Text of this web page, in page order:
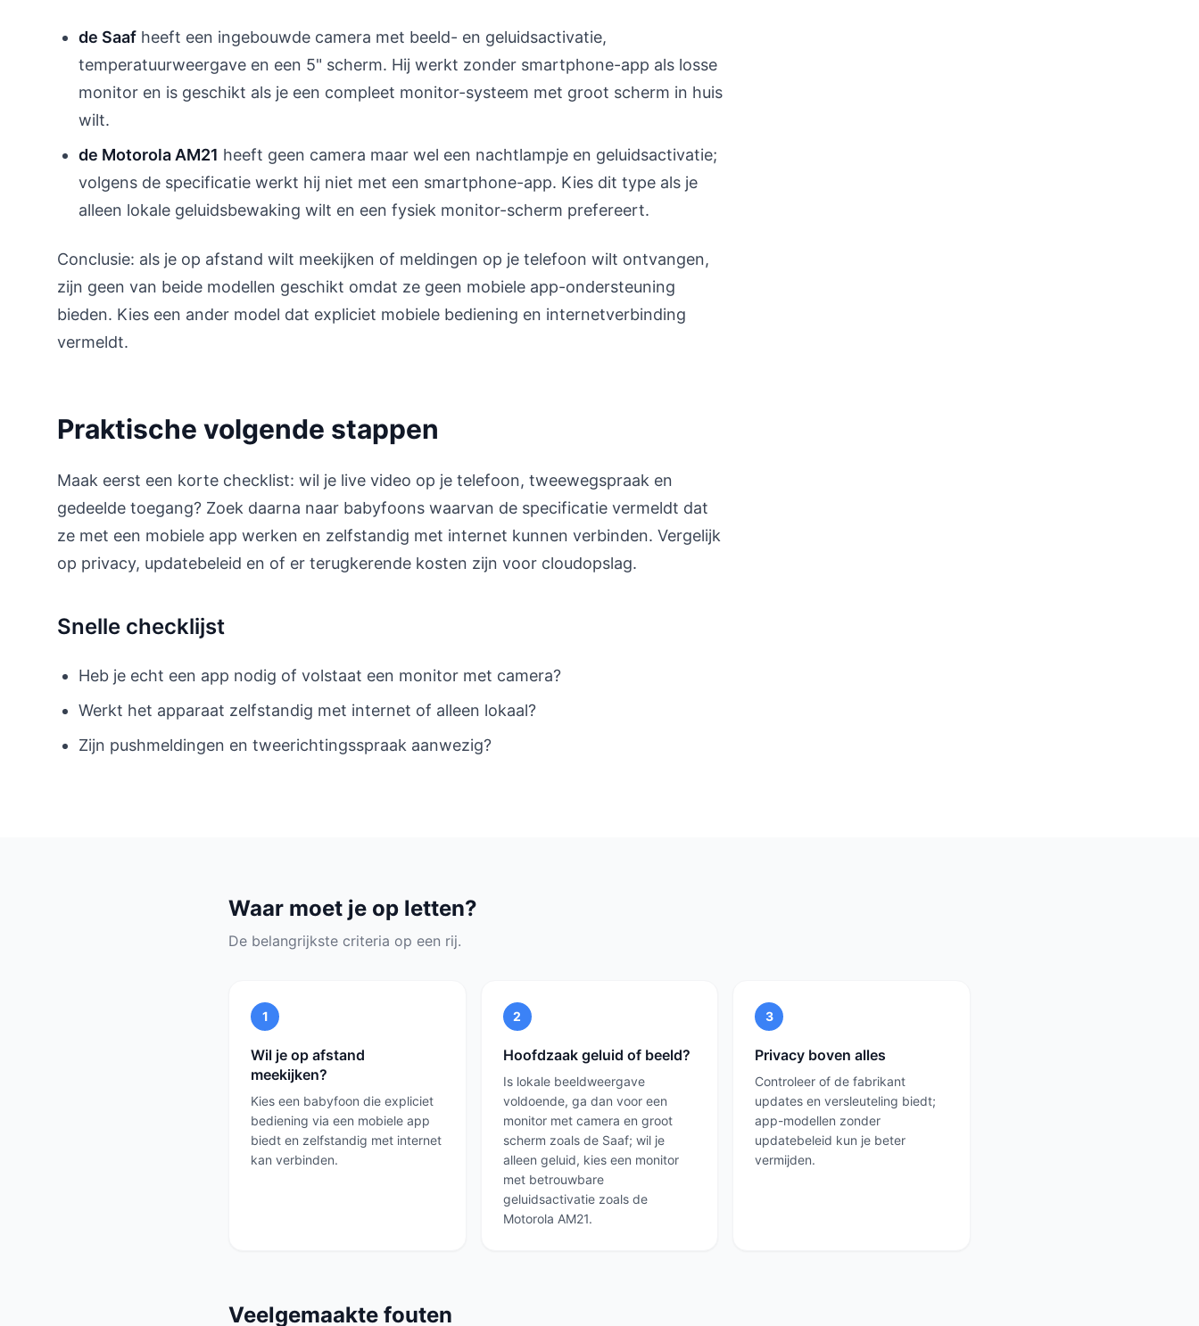
de Saaf heeft een ingebouwde camera met beeld- en geluidsactivatie,
temperatuurweergave en een 5" scherm. Hij werkt zonder smartphone-app als losse
monitor en is geschikt als je een compleet monitor-systeem met groot scherm in huis
wilt.
de Motorola AM21 heeft geen camera maar wel een nachtlampje en geluidsactivatie;
volgens de specificatie werkt hij niet met een smartphone-app. Kies dit type als je
alleen lokale geluidsbewaking wilt en een fysiek monitor-scherm prefereert.
Conclusie: als je op afstand wilt meekijken of meldingen op je telefoon wilt ontvangen,
zijn geen van beide modellen geschikt omdat ze geen mobiele app-ondersteuning
bieden. Kies een ander model dat expliciet mobiele bediening en internetverbinding
vermeldt.
Praktische volgende stappen
Maak eerst een korte checklist: wil je live video op je telefoon, tweewegspraak en
gedeelde toegang? Zoek daarna naar babyfoons waarvan de specificatie vermeldt dat
ze met een mobiele app werken en zelfstandig met internet kunnen verbinden. Vergelijk
op privacy, updatebeleid en of er terugkerende kosten zijn voor cloudopslag.
Snelle checklijst
Heb je echt een app nodig of volstaat een monitor met camera?
Werkt het apparaat zelfstandig met internet of alleen lokaal?
Zijn pushmeldingen en tweerichtingsspraak aanwezig?
Waar moet je op letten?
De belangrijkste criteria op een rij.
1
Wil je op afstand
meekijken?
Kies een babyfoon die expliciet
bediening via een mobiele app
biedt en zelfstandig met internet
kan verbinden.
2
Hoofdzaak geluid of beeld?
Is lokale beeldweergave
voldoende, ga dan voor een
monitor met camera en groot
scherm zoals de Saaf; wil je
alleen geluid, kies een monitor
met betrouwbare
geluidsactivatie zoals de
Motorola AM21.
3
Privacy boven alles
Controleer of de fabrikant
updates en versleuteling biedt;
app-modellen zonder
updatebeleid kun je beter
vermijden.
Veelgemaakte fouten